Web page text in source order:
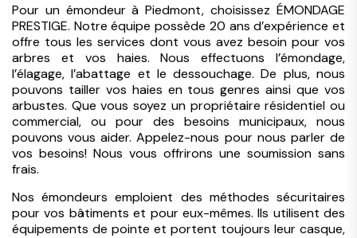
Pour un émondeur à Piedmont, choisissez ÉMONDAGE
PRESTIGE. Notre équipe possède 20 ans d’expérience et
offre tous les services dont vous avez besoin pour vos
arbres et vos haies. Nous effectuons l’émondage,
l’élagage, l’abattage et le dessouchage. De plus, nous
pouvons tailler vos haies en tous genres ainsi que vos
arbustes. Que vous soyez un propriétaire résidentiel ou
commercial, ou pour des besoins municipaux, nous
pouvons vous aider. Appelez-nous pour nous parler de
vos besoins! Nous vous offrirons une soumission sans
frais.
Nos émondeurs emploient des méthodes sécuritaires
pour vos bâtiments et pour eux-mêmes. Ils utilisent des
équipements de pointe et portent toujours leur casque,